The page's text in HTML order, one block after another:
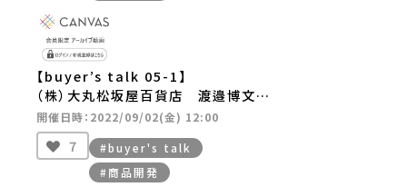
【buyer’s talk 05-1】
（株）大丸松坂屋百貨店 渡邉博文さ
ん
開催日時：2022/09/02(金) 12:00
7
#buyer's talk
#商品開発